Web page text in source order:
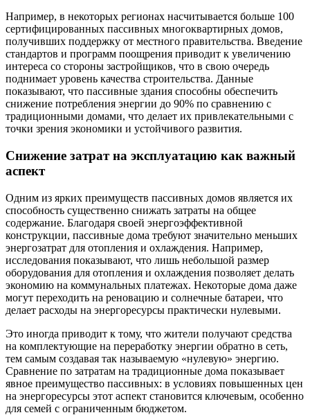
Например, в некоторых регионах насчитывается больше 100
сертифицированных пассивных многоквартирных домов,
получивших поддержку от местного правительства. Введение
стандартов и программ поощрения приводит к увеличению
интереса со стороны застройщиков, что в свою очередь
поднимает уровень качества строительства. Данные
показывают, что пассивные здания способны обеспечить
снижение потребления энергии до 90% по сравнению с
традиционными домами, что делает их привлекательными с
точки зрения экономики и устойчивого развития.
Снижение затрат на эксплуатацию как важный
аспект
Одним из ярких преимуществ пассивных домов является их
способность существенно снижать затраты на общее
содержание. Благодаря своей энергоэффективной
конструкции, пассивные дома требуют значительно меньших
энергозатрат для отопления и охлаждения. Например,
исследования показывают, что лишь небольшой размер
оборудования для отопления и охлаждения позволяет делать
экономию на коммунальных платежах. Некоторые дома даже
могут переходить на реновацию и солнечные батареи, что
делает расходы на энергоресурсы практически нулевыми.
Это иногда приводит к тому, что жители получают средства
на комплектующие на переработку энергии обратно в сеть,
тем самым создавая так называемую «нулевую» энергию.
Сравнение по затратам на традиционные дома показывает
явное преимущество пассивных: в условиях повышенных цен
на энергоресурсы этот аспект становится ключевым, особенно
для семей с ограниченным бюджетом.